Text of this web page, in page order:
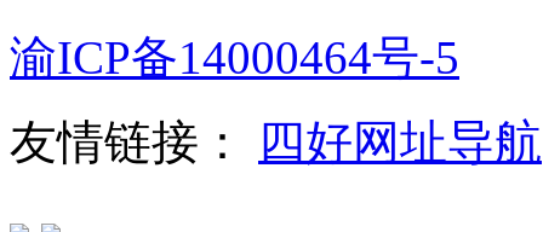
渝ICP备14000464号-5
友情链接：
四好网址导航